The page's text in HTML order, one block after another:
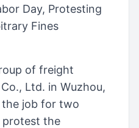
Day, Protesting
Fines
of freight
Ltd. in Wuzhou,
the job for two
protest the